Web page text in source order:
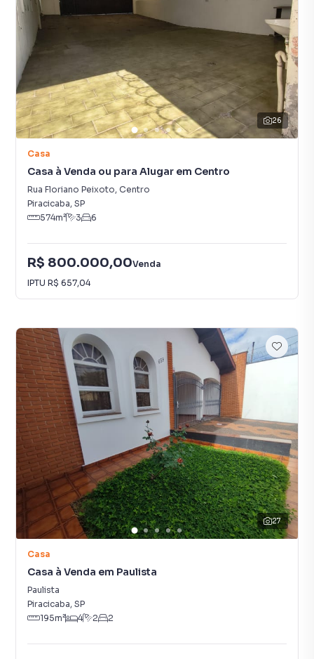
26
Casa
Casa à Venda ou para Alugar em Centro
Rua Floriano Peixoto, Centro
Piracicaba, SP
574m² 3 6
R$ 800.000,00Venda
IPTU R$ 657,04
27
Casa
Casa à Venda em Paulista
Paulista
Piracicaba, SP
195m² 4 2 2